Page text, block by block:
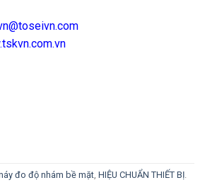
đo độ nhám bề mặt HIỆU CHUẨN THIẾT BỊ